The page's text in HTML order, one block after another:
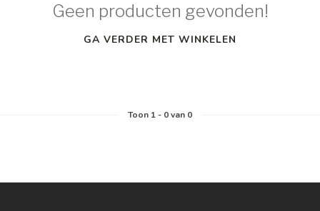
Geen producten gevonden!
GA VERDER MET WINKELEN
Toon 1- 0van 0